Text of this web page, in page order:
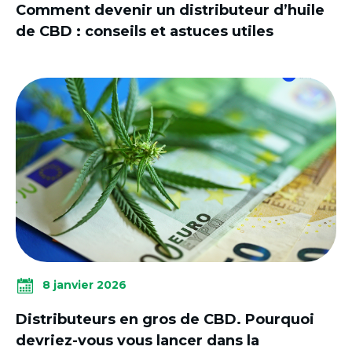
Comment devenir un distributeur d’huile
de CBD : conseils et astuces utiles
8 janvier 2026
Distributeurs en gros de CBD. Pourquoi
devriez-vous vous lancer dans la